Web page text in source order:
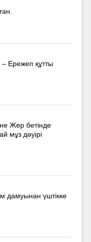
Ережеп құтты
Жер бетінде
мұз дәуірі
дамуынан үштікке